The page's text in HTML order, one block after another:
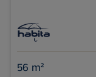
56 m²